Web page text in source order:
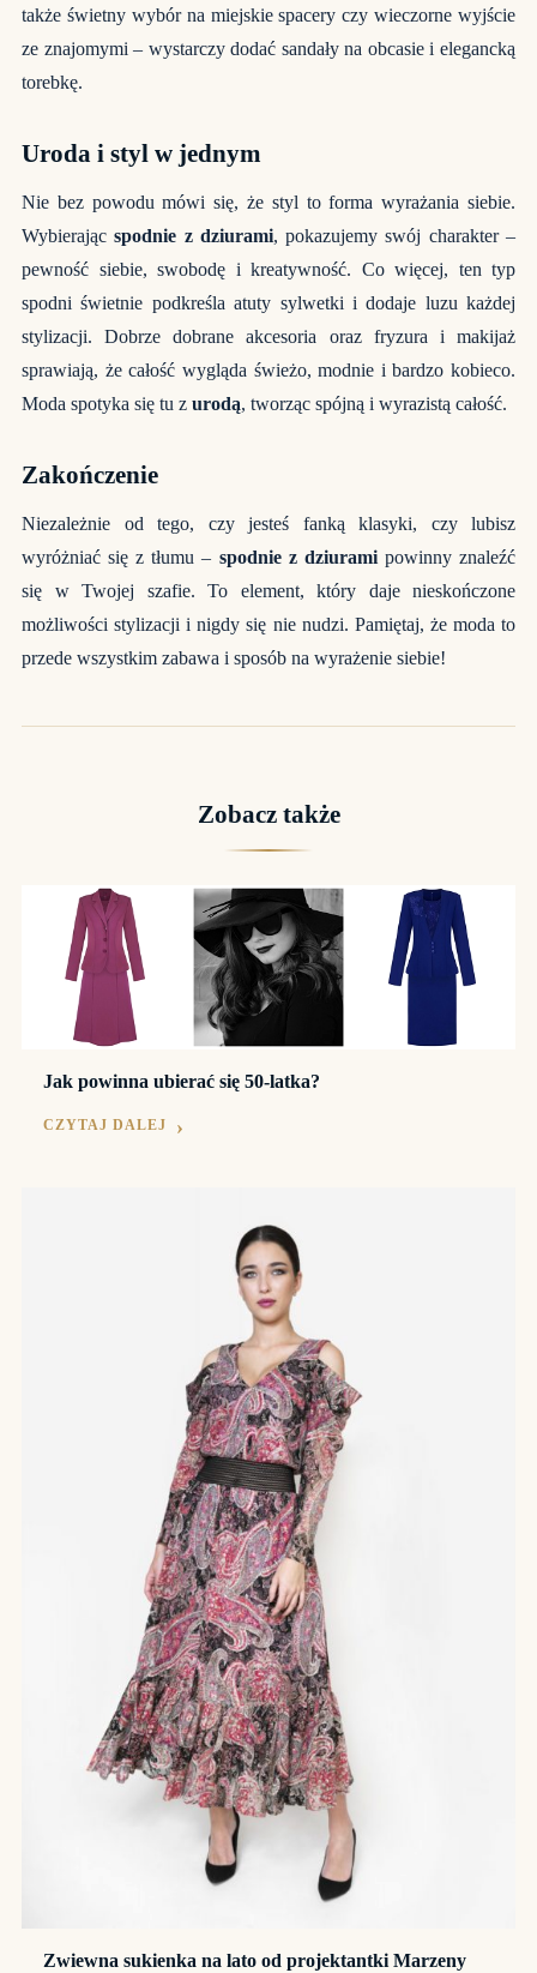
także świetny wybór na miejskie spacery czy wieczorne wyjście
ze znajomymi – wystarczy dodać sandały na obcasie i elegancką
torebkę.
Uroda i styl w jednym
Nie bez powodu mówi się, że styl to forma wyrażania siebie.
Wybierającspodnie z dziurami, pokazujemy swój charakter –
pewność siebie, swobodę i kreatywność. Co więcej, ten typ
spodni świetnie podkreśla atuty sylwetki i dodaje luzu każdej
stylizacji. Dobrze dobrane akcesoria oraz fryzura i makijaż
sprawiają, że całość wygląda świeżo, modnie i bardzo kobieco.
Moda spotyka się tu z urodą, tworząc spójną i wyrazistą całość.
Zakończenie
Niezależnie od tego, czy jesteś fanką klasyki, czy lubisz
wyróżniać się z tłumu – spodnie z dziuramipowinny znaleźć
się w Twojej szafie. To element, który daje nieskończone
możliwości stylizacji i nigdy się nie nudzi. Pamiętaj, że moda to
przede wszystkim zabawa i sposób na wyrażenie siebie!
Zobacz także
Jak powinna ubierać się 50-latka?
CZYTAJ DALEJ
Zwiewna sukienka na lato od projektantki Marzeny